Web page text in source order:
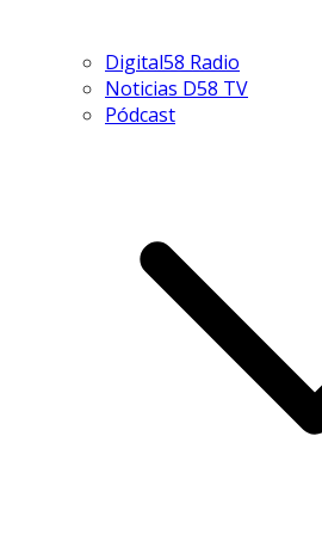
Digital58 Radio
Noticias D58 TV
Pódcast